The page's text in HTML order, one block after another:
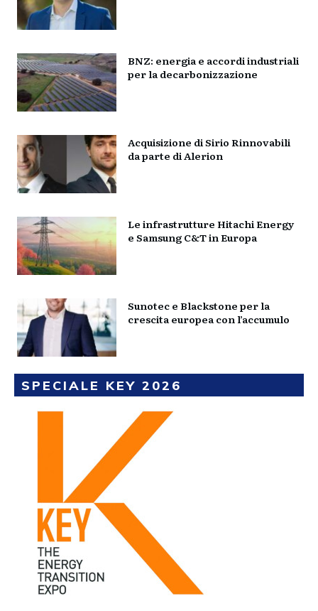
BNZ: energia e accordi industriali
per la decarbonizzazione
Acquisizione di Sirio Rinnovabili
da parte di Alerion
Le infrastrutture Hitachi Energy
e Samsung C&T in Europa
Sunotec e Blackstone per la
crescita europea con l’accumulo
SPECIALE KEY 2026